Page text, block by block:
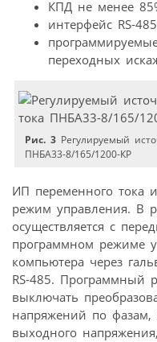
КПД не менее
интерфейс RS-
переходных
Рис. 3 Регулируемый
ПНБА33-8/165/1200-КР
ИП переменного тока
режим управления. В
осуществляется с
программном режиме
компьютера через
RS-485. Программный
выключать
напряжений по фазам,
выходного